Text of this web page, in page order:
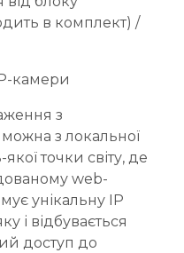
в комплект) /
камери
з
з локальної
точки світу, де
web-
унікальну IP
і відбувається
доступ до